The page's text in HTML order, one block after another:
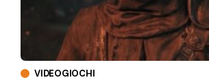
VIDEOGIOCHI